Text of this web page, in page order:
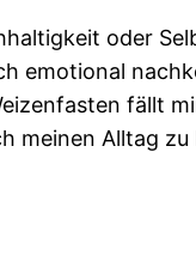
oder
emotional
fällt
Alltag